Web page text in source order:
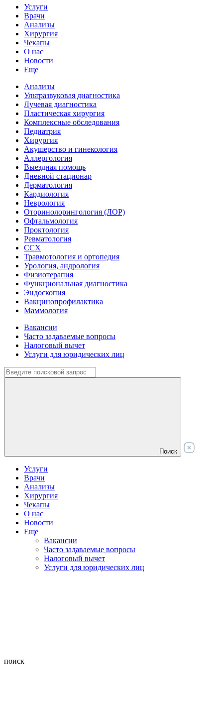
Услуги
Врачи
Анализы
Хирургия
Чекапы
О нас
Новости
Еще
Анализы
Ультразвуковая диагностика
Лучевая диагностика
Пластическая хирургия
Комплексные обследования
Педиатрия
Хирургия
Акушерство и гинекология
Аллергология
Выездная помощь
Дневной стационар
Дерматология
Кардиология
Неврология
Оторинолорингология (ЛОР)
Офтальмология
Проктология
Ревматология
ССХ
Травмотология и ортопедия
Урология, андрология
Физиотерапия
Функциональная диагностика
Эндоскопия
Вакцинопрофилактика
Маммология
Вакансии
Часто задаваемые вопросы
Налоговый вычет
Услуги для юридических лиц
Поиск
Услуги
Врачи
Анализы
Хирургия
Чекапы
О нас
Новости
Еще
Вакансии
Часто задаваемые вопросы
Налоговый вычет
Услуги для юридических лиц
поиск